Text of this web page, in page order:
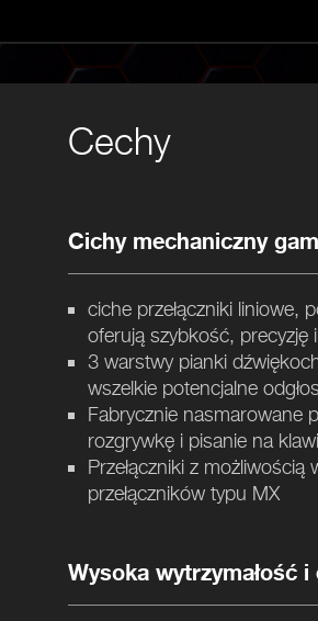
Cechy
Cichy mechaniczny
ciche przełączniki liniowe,
oferują szybkość, precyzję
3 warstwy pianki
wszelkie potencjalne
Fabrycznie nasmarowane
rozgrywkę i pisanie na
Przełączniki z
przełączników typu MX
Wysoka wytrzymałość